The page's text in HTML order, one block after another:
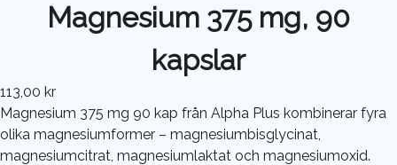
Magnesium 375 mg, 90
kapslar
113,00 kr
Magnesium 375 mg 90 kap från Alpha Plus kombinerar fyra
olika magnesiumformer – magnesiumbisglycinat,
magnesiumcitrat, magnesiumlaktat och magnesiumoxid.